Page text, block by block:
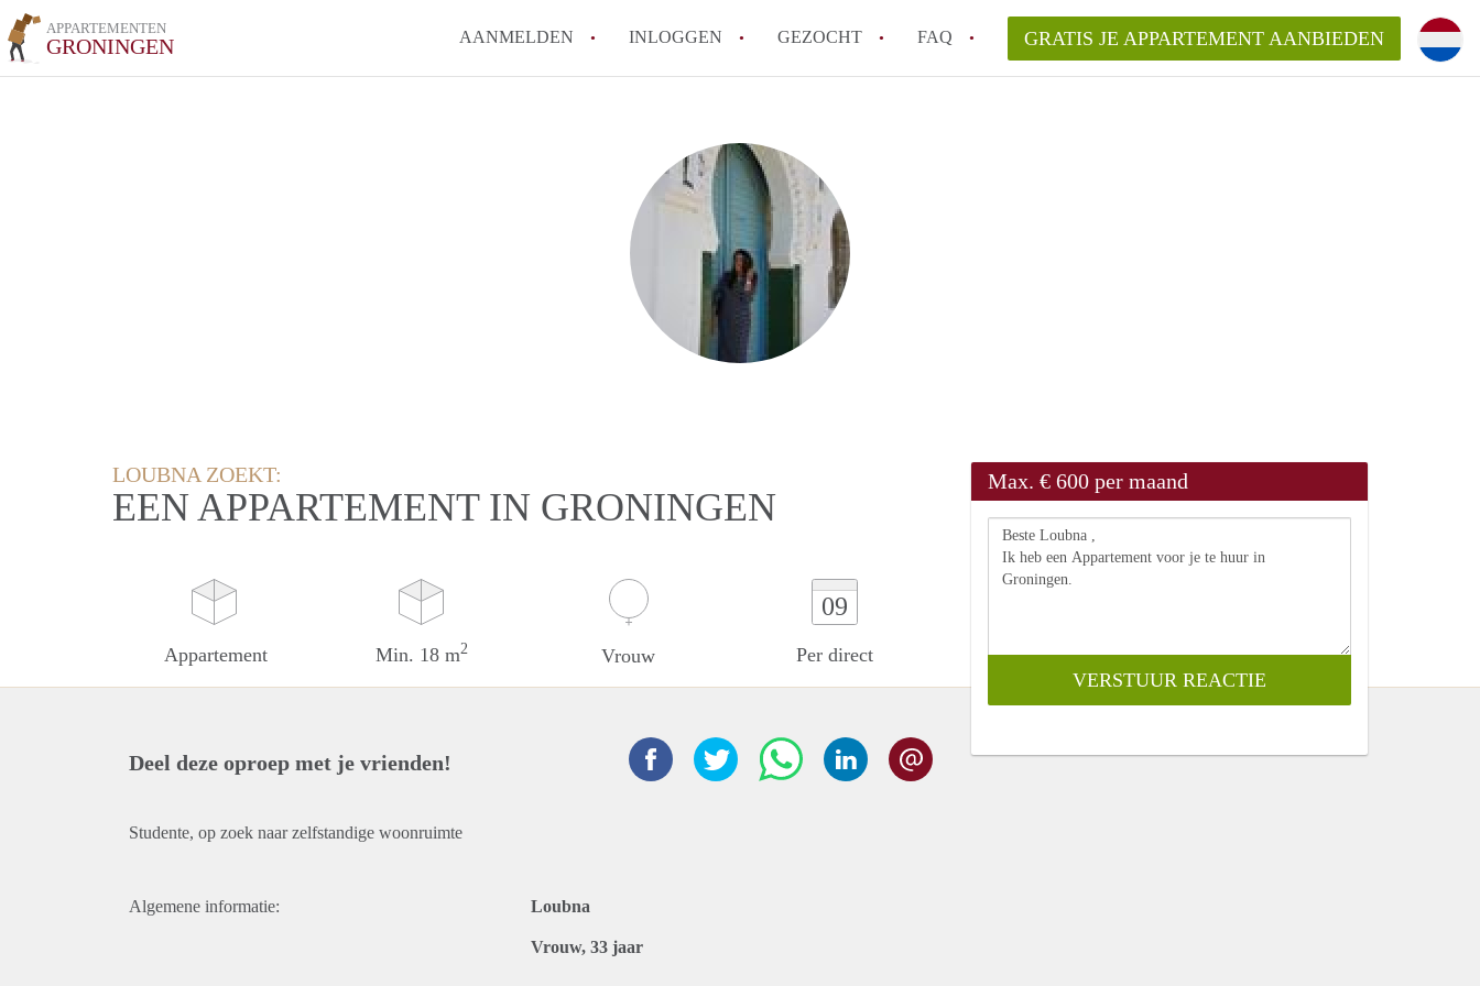
APPARTEMENTEN
GRONINGEN AANMELDEN INLOGGEN GEZOCHT FAQ
Hoe werkt Appartement Groningen
Hoeveel kost het om te reageren op een Appartement in Groningen?
How to translate AppartementGroningen?
Wat is AppartementenGroningen?
Wat is de privacyverklaring van AppartementenGroningen?
Alle veelgestelde vragen
GRATIS JE APPARTEMENT AANBIEDEN
LOUBNA ZOEKT:
EEN APPARTEMENT IN GRONINGEN
Appartement Min. 18 m2 Vrouw
09
Per direct
Max. € 600 per maand
Deel deze oproep met je vrienden!
Studente, op zoek naar zelfstandige woonruimte
Algemene informatie: Loubna
Vrouw, 33 jaar